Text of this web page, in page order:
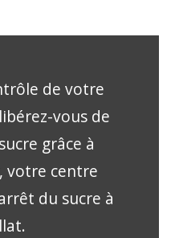
de votre
vous de
grâce à
votre centre
du sucre à